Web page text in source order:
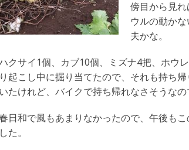
傍目から見
ウルの動か
夫かな。
クサイ1個、カブ10個、ミズナ4把、ホウ
起こし中に掘り当てたので、それも持ち
たけれど、バイクで持ち帰れなさそうなの
日和で風もあまりなかったので、午後も
た。